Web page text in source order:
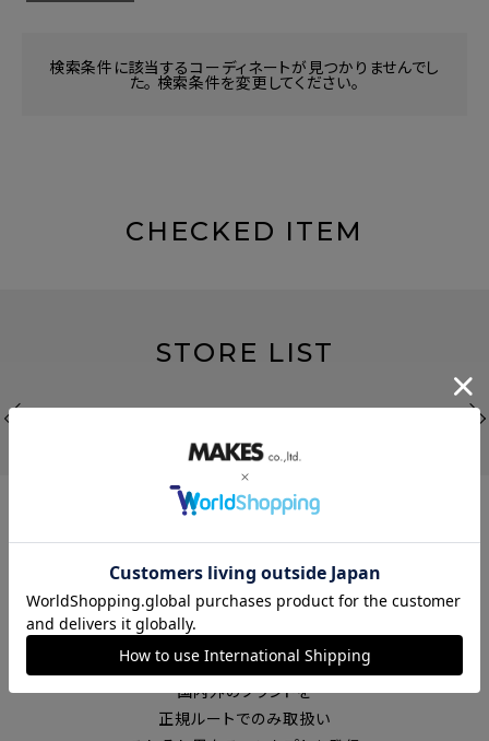
検索条件に該当するコーディネートが見つかりませんでし
た。 検索条件を変更してください。
CHECKED ITEM
STORE LIST
富山の中心エリアで現在7店舗の
セレクトショップを展開
国内外のブランドを
正規ルートでのみ取扱い